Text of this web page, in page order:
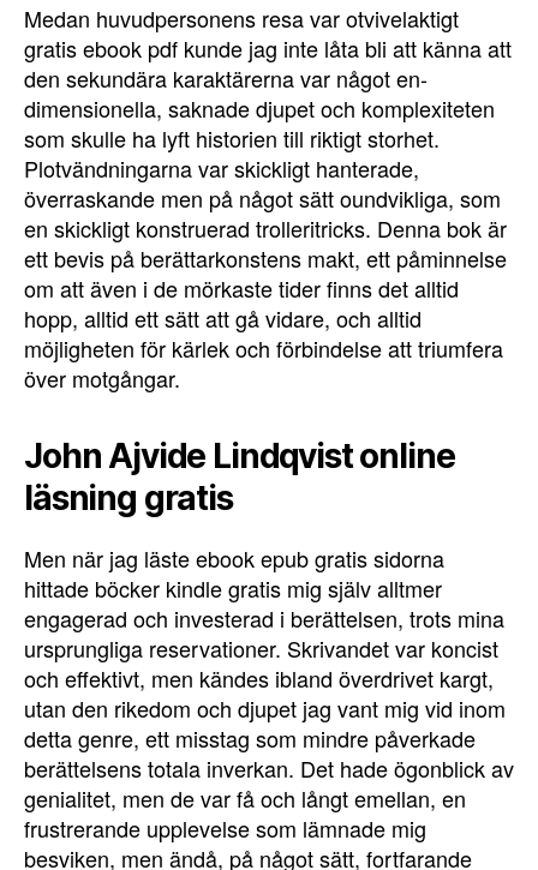
Medan huvudpersonens resa var otvivelaktigt
gratis ebook pdf kunde jag inte låta bli att känna att
den sekundära karaktärerna var något en-
dimensionella, saknade djupet och komplexiteten
som skulle ha lyft historien till riktigt storhet.
Plotvändningarna var skickligt hanterade,
överraskande men på något sätt oundvikliga, som
en skickligt konstruerad trolleritricks. Denna bok är
ett bevis på berättarkonstens makt, ett påminnelse
om att även i de mörkaste tider finns det alltid
hopp, alltid ett sätt att gå vidare, och alltid
möjligheten för kärlek och förbindelse att triumfera
över motgångar.
John Ajvide Lindqvist online
läsning gratis
Men när jag läste ebook epub gratis sidorna
hittade böcker kindle gratis mig själv alltmer
engagerad och investerad i berättelsen, trots mina
ursprungliga reservationer. Skrivandet var koncist
och effektivt, men kändes ibland överdrivet kargt,
utan den rikedom och djupet jag vant mig vid inom
detta genre, ett misstag som mindre påverkade
berättelsens totala inverkan. Det hade ögonblick av
genialitet, men de var få och långt emellan, en
frustrerande upplevelse som lämnade mig
besviken, men ändå, på något sätt, fortfarande